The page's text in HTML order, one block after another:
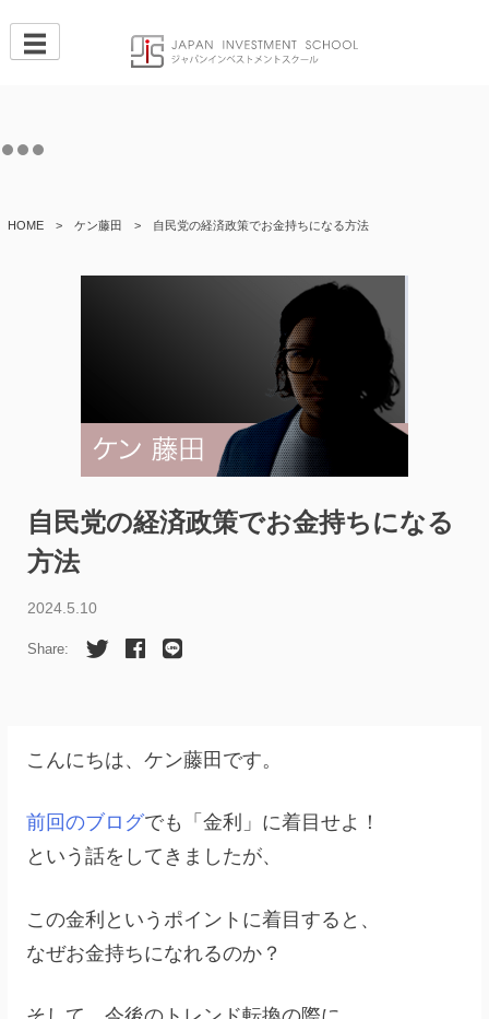
Skip
to
HOME > ケン藤田 > 自民党の経済政策でお金持ちになる方法
自民党の経済政策でお金持ちになる
方法
2024.5.10
Share:
こんにちは、ケン藤田です。
前回のブログでも​​「金利」に着目せよ！
という話をしてきましたが、
この金利というポイントに着目すると、
なぜお金持ちになれるのか？